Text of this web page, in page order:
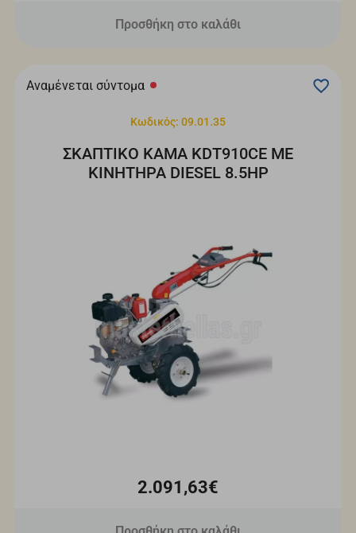
Προσθήκη στο καλάθι
Αναμένεται σύντομα
Κωδικός: 09.01.35
ΣΚΑΠΤΙΚΟ ΚΑΜΑ KDT910CE ΜΕ
ΚΙΝΗΤΗΡΑ DIESEL 8.5HP
2.091,63€